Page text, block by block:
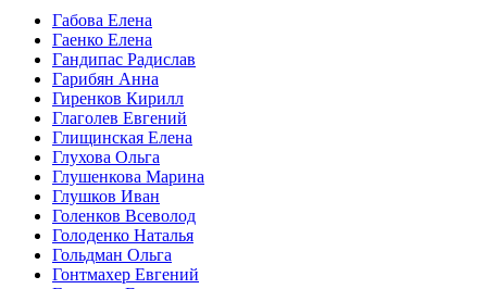
Габова Елена
Гаенко Елена
Гандипас Радислав
Гарибян Анна
Гиренков Кирилл
Глаголев Евгений
Глищинская Елена
Глухова Ольга
Глушенкова Марина
Глушков Иван
Голенков Всеволод
Голоденко Наталья
Гольдман Ольга
Гонтмахер Евгений